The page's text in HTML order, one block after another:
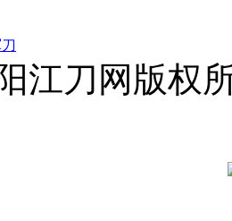
江刀网版权